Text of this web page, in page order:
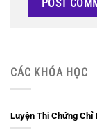
CÁC KHÓA HỌC
Luyện Thi Chứng Chỉ